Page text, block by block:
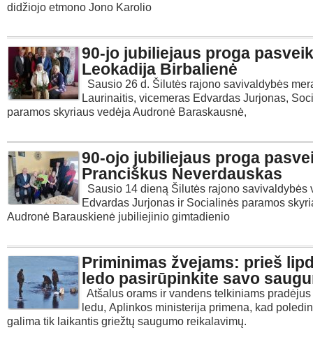
didžiojo etmono Jono Karolio
90-jo jubiliejaus proga
Leokadija Birbalienė
Sausio 26 d. Šilutės rajono savivaldybės
Laurinaitis, vicemeras Edvardas Jurjonas,
paramos skyriaus vedėja Audronė Baraskausnė,
90-ojo jubiliejaus proga
Pranciškus Neverdauskas
Sausio 14 dieną Šilutės rajono savivaldybės
Edvardas Jurjonas ir Socialinės paramos
Audronė Barauskienė jubiliejinio gimtadienio
Priminimas žvejams: prieš
ledo pasirūpinkite savo
Atšalus orams ir vandens telkiniams
ledu, Aplinkos ministerija primena, kad
galima tik laikantis griežtų saugumo reikalavimų.